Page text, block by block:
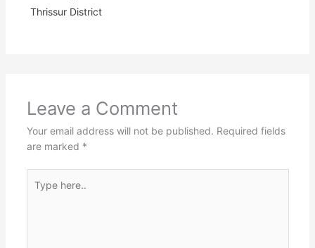
Thrissur District
Leave a Comment
Your email address will not be published. Required fields
are marked *
here..